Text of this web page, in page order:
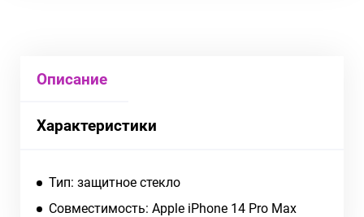
Описание
Характеристики
Тип: защитное стекло
Совместимость: Apple iPhone 14 Pro Max